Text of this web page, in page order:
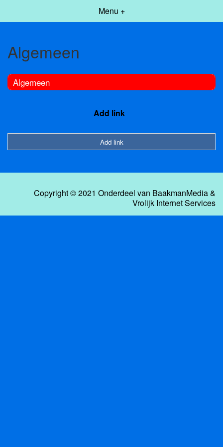
Menu +
Algemeen
Algemeen
Add link
Add link
Copyright © 2021 Onderdeel van BaakmanMedia&
Vrolijk Internet Services